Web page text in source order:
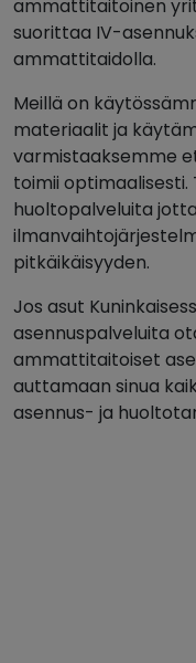
ammattitaitoinen
suorittaa IV-
ammattitaidolla.
Meillä on
materiaalit ja
varmistaaksemme
toimii
huoltopalveluita
pitkäikäisyyden.
Jos asut
asennuspalveluita
ammattitaitoiset
auttamaan sinua
asennus- ja